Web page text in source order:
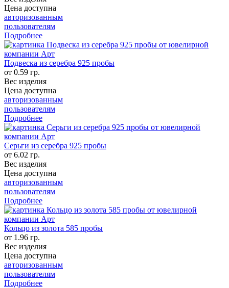
Цена доступна
авторизованным
пользователям
Подробнее
Подвеска из серебра 925 пробы
от 0.59 гр.
Вес изделия
Цена доступна
авторизованным
пользователям
Подробнее
Серьги из серебра 925 пробы
от 6.02 гр.
Вес изделия
Цена доступна
авторизованным
пользователям
Подробнее
Кольцо из золота 585 пробы
от 1.96 гр.
Вес изделия
Цена доступна
авторизованным
пользователям
Подробнее